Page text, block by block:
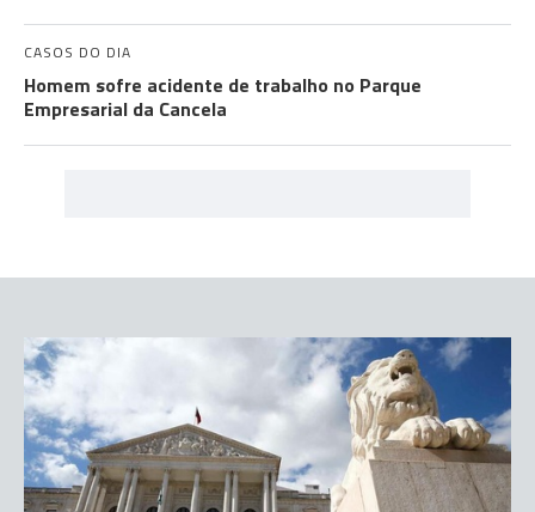
CASOS DO DIA
Homem sofre acidente de trabalho no Parque
Empresarial da Cancela